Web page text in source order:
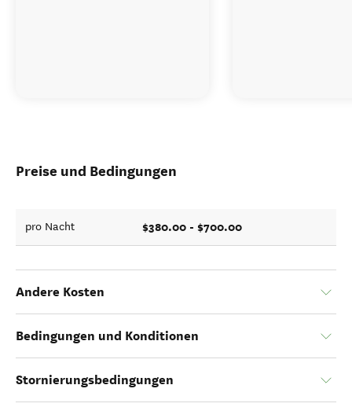
Preise und Bedingungen
pro Nacht $380.00 - $700.00
Andere Kosten
Bedingungen und Konditionen
Stornierungsbedingungen